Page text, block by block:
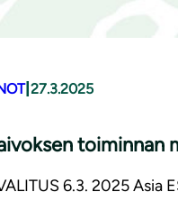
| 27.3.2025
6.3. 2025